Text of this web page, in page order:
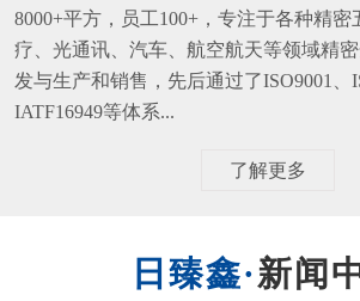
8000+平方，员工100+，专注于各种精密
疗、光通讯、汽车、航空航天等领域精
发与生产和销售，先后通过了ISO9001、
IATF16949等体系...
了解更多
新闻